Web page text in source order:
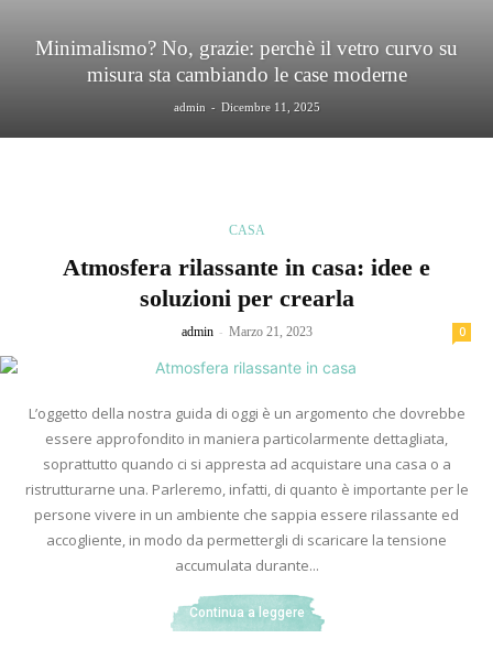
Minimalismo? No, grazie: perchè il vetro curvo su
misura sta cambiando le case moderne
admin - Dicembre 11, 2025
CASA
Atmosfera rilassante in casa: idee e
soluzioni per crearla
admin - Marzo 21, 2023 0
L’oggetto della nostra guida di oggi è un argomento che dovrebbe
essere approfondito in maniera particolarmente dettagliata,
soprattutto quando ci si appresta ad acquistare una casa o a
ristrutturarne una. Parleremo, infatti, di quanto è importante per le
persone vivere in un ambiente che sappia essere rilassante ed
accogliente, in modo da permettergli di scaricare la tensione
accumulata durante...
Continua a leggere